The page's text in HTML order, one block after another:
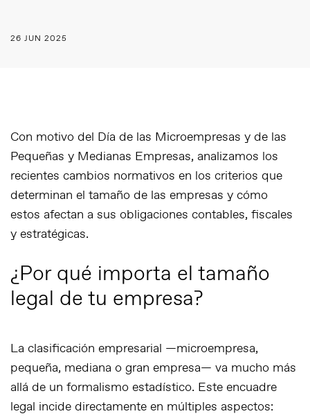
26 JUN 2025
Con motivo del Día de las Microempresas y de las
Pequeñas y Medianas Empresas, analizamos los
recientes cambios normativos en los criterios que
determinan el tamaño de las empresas y cómo
estos afectan a sus obligaciones contables, fiscales
y estratégicas.
¿Por qué importa el tamaño
legal de tu empresa?
La clasificación empresarial —microempresa,
pequeña, mediana o gran empresa— va mucho más
allá de un formalismo estadístico. Este encuadre
legal incide directamente en múltiples aspectos: